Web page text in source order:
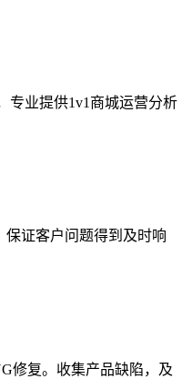
专业提供1v1商城运营分析
保证客户问题得到及时响
修复。收集产品缺陷，及